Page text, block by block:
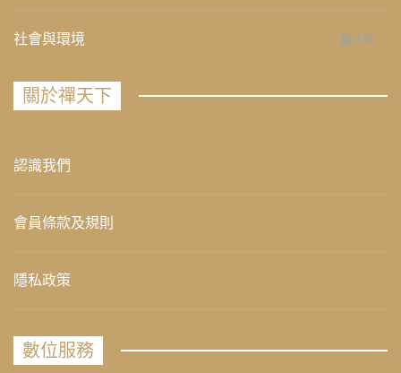
社會與環境 235
關於禪天下
認識我們
會員條款及規則
隱私政策
數位服務